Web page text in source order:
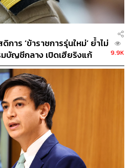
าร ‘ข้าราชการรุ่นใหม่’ ย้ำไม่
บัญชีกลาง เปิดเฮียริงแก้
4 ด้าน
9.9K